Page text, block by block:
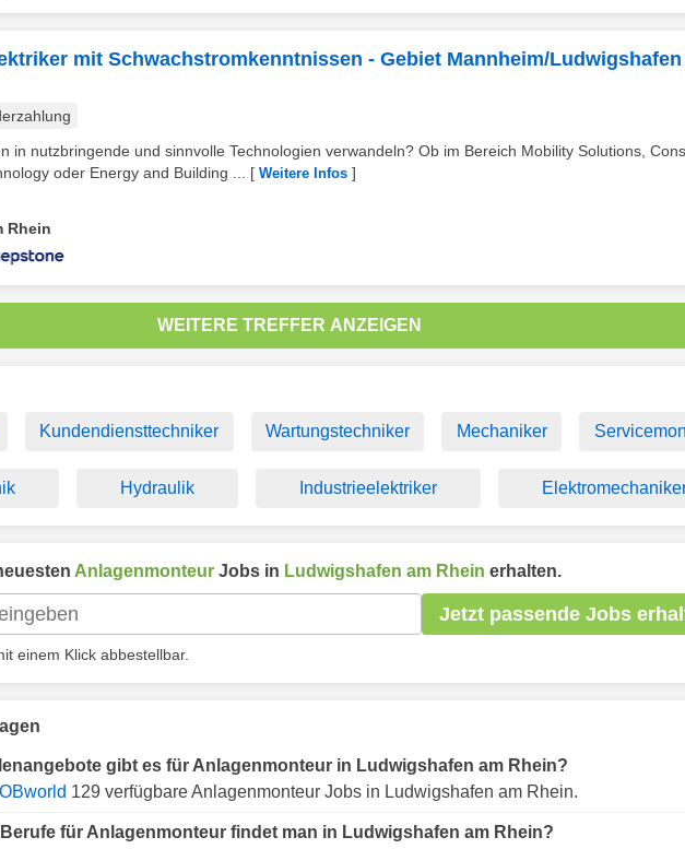
mit Schwachstromkenntnissen - Gebiet Mannheim/Ludwigshafen
in nutzbringende und sinnvolle Technologien verwandeln? Ob im Bereich Mobility Solutions,
oder Energy and Building ...
[ Weitere Infos ]
Rhein
WEITERE TREFFER ANZEIGEN
Kundendiensttechniker Wartungstechniker Mechaniker
Hydraulik Industrieelektriker
Anlagenmonteur Jobs in Ludwigshafen am Rhein erhalten.
Jetzt passende Jobs
einem Klick abbestellbar.
gibt es für Anlagenmonteur in Ludwigshafen am Rhein?
129 verfügbare Anlagenmonteur Jobs in Ludwigshafen am Rhein.
für Anlagenmonteur findet man in Ludwigshafen am Rhein?